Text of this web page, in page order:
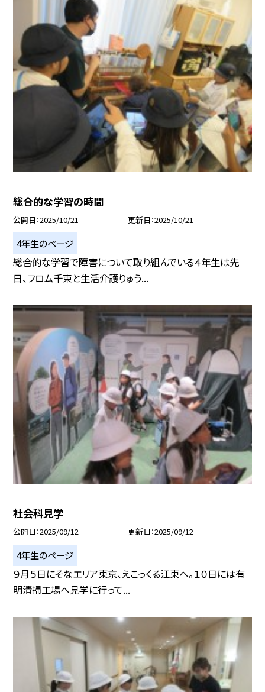
総合的な学習の時間
公開日 2025/10/21 更新日 2025/10/21
4年生のページ
総合的な学習で障害について取り組んでいる４年生は先
日、フロム千束と生活介護りゅう...
社会科見学
公開日 2025/09/12 更新日 2025/09/12
4年生のページ
９月５日にそなエリア東京、えこっくる江東へ。１０日には有
明清掃工場へ見学に行って...